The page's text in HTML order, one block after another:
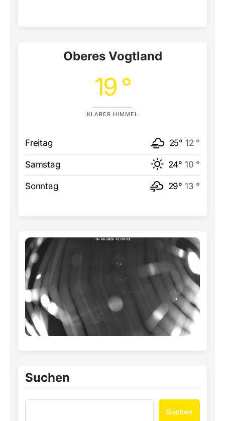
Oberes Vogtland
19 °
KLARER HIMMEL
Freitag 25° 12 °
Samstag 24° 10 °
Sonntag 29° 13 °
Suchen
Suchen